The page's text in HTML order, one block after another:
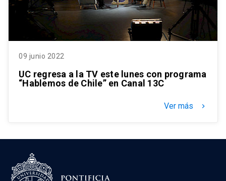
09 junio 2022
UC regresa a la TV este lunes con programa
“Hablemos de Chile” en Canal 13C
Ver más keyboard_arrow_right